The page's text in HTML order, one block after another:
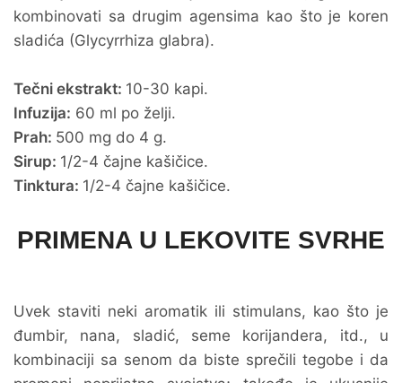
kombinovati sa drugim agensima kao što je koren
sladića (Glycyrrhiza glabra).
Tečni ekstrakt: 10-30 kapi.
Infuzija: 60 ml po želji.
Prah: 500 mg do 4 g.
Sirup: 1/2-4 čajne kašičice.
Tinktura: 1/2-4 čajne kašičice.
PRIMENA U LEKOVITE SVRHE
Uvek staviti neki aromatik ili stimulans, kao što je
đumbir, nana, sladić, seme korijandera, itd., u
kombinaciji sa senom da biste sprečili tegobe i da